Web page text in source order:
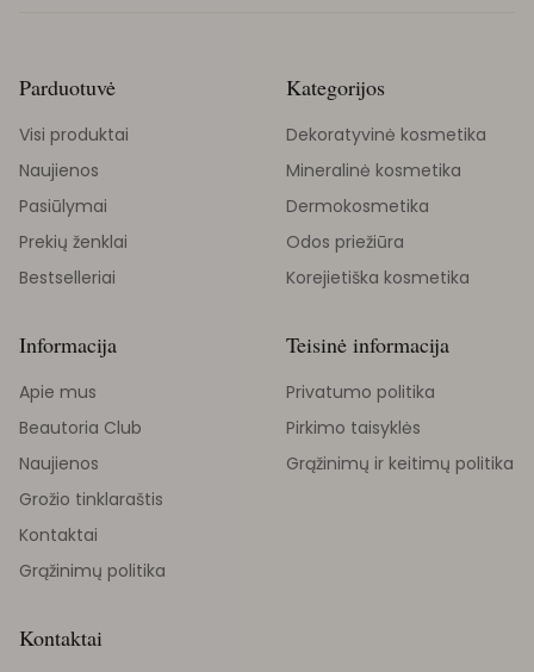
Parduotuvė
Visi produktai
Naujienos
Pasiūlymai
Prekių ženklai
Bestselleriai
Kategorijos
Dekoratyvinė kosmetika
Mineralinė kosmetika
Dermokosmetika
Odos priežiūra
Korejietiška kosmetika
Informacija
Apie mus
Beautoria Club
Naujienos
Grožio tinklaraštis
Kontaktai
Grąžinimų politika
Teisinė informacija
Privatumo politika
Pirkimo taisyklės
Grąžinimų ir keitimų politika
Kontaktai